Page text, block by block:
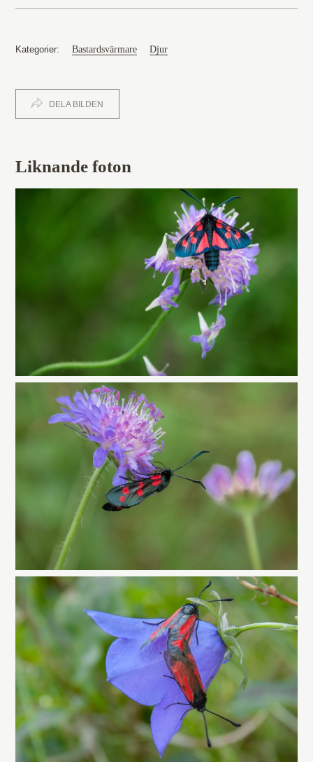
Kategorier: Bastardsvärmare Djur
DELA BILDEN
Liknande foton